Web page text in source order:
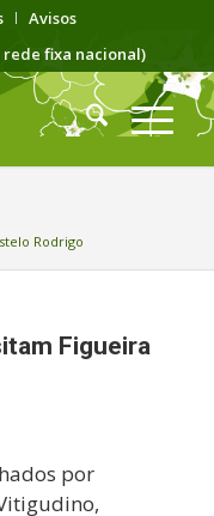
Avisos
rede fixa nacional)
Rodrigo
Figueira
por